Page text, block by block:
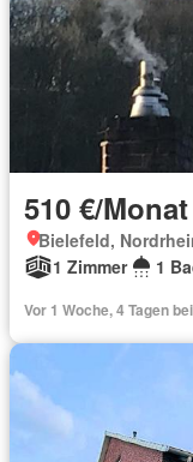
510 €/Monat
Bielefeld,
1 Zimmer
1
Vor 1 Woche, 4 Tagen